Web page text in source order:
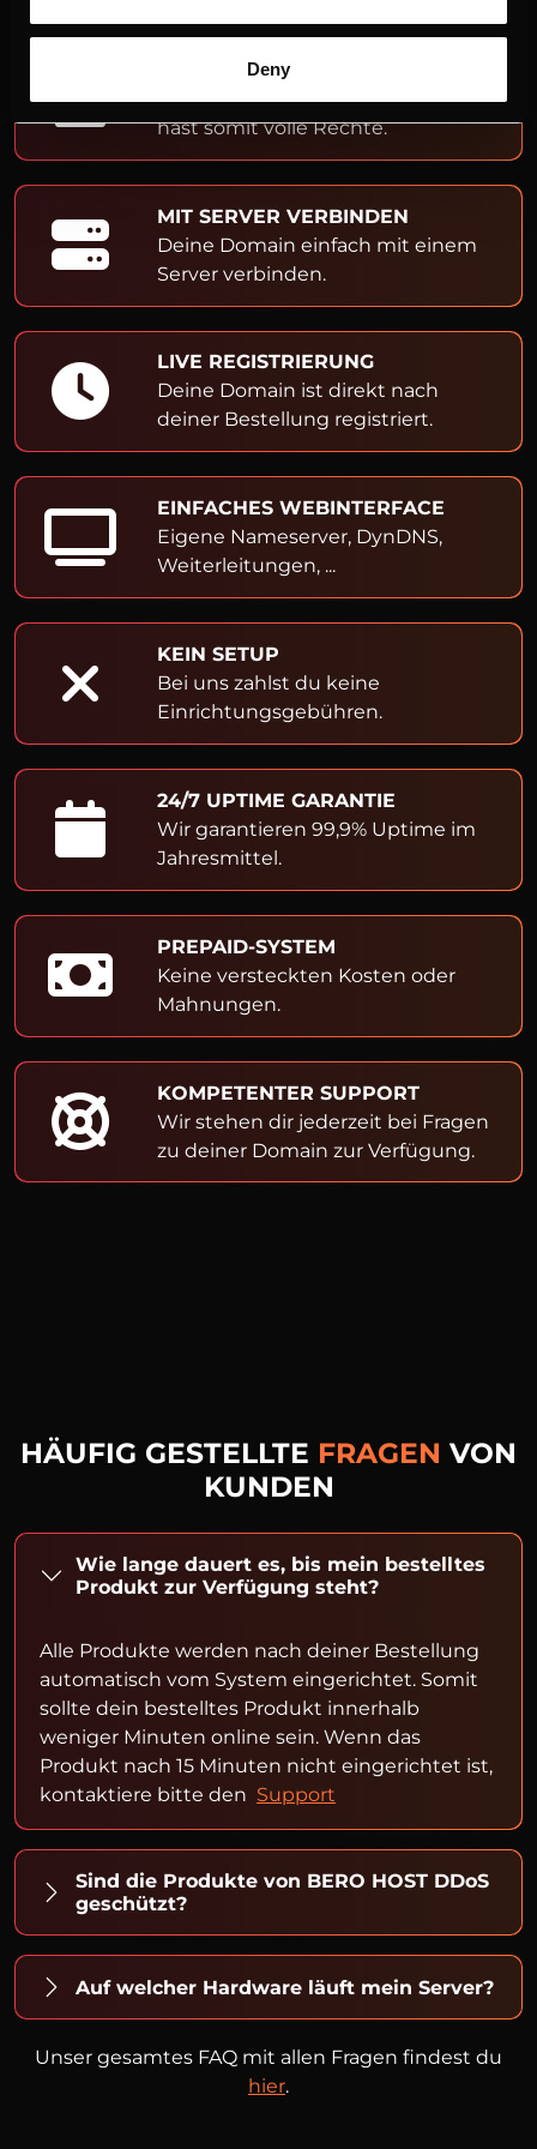
Deny
ADMIN- & OWNER-EINTRAG
Du bist Inhaber der Domain und
hast somit volle Rechte.
MIT SERVER VERBINDEN
Deine Domain einfach mit einem
Server verbinden.
LIVE REGISTRIERUNG
Deine Domain ist direkt nach
deiner Bestellung registriert.
EINFACHES WEBINTERFACE
Eigene Nameserver, DynDNS,
Weiterleitungen, ...
KEIN SETUP
Bei uns zahlst du keine
Einrichtungsgebühren.
24/7 UPTIME GARANTIE
Wir garantieren 99,9% Uptime im
Jahresmittel.
PREPAID-SYSTEM
Keine versteckten Kosten oder
Mahnungen.
KOMPETENTER SUPPORT
Wir stehen dir jederzeit bei Fragen
zu deiner Domain zur Verfügung.
HÄUFIG GESTELLTE FRAGEN VON
KUNDEN
Wie lange dauert es, bis mein bestelltes
Produkt zur Verfügung steht?
Alle Produkte werden nach deiner Bestellung
automatisch vom System eingerichtet. Somit
sollte dein bestelltes Produkt innerhalb
weniger Minuten online sein. Wenn das
Produkt nach 15 Minuten nicht eingerichtet ist,
kontaktiere bitte den Support
Sind die Produkte von BERO HOST DDoS
geschützt?
Auf welcher Hardware läuft mein Server?
Unser gesamtes FAQ mit allen Fragen findest du
hier.